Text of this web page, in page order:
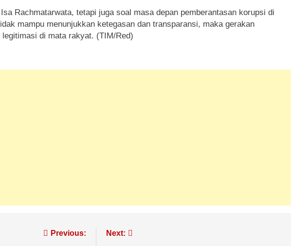
Rachmatarwata, tetapi juga soal masa depan pemberantasan korupsi di
mampu menunjukkan ketegasan dan transparansi, maka gerakan
di mata rakyat. (TIM/Red)
Previous: Next: